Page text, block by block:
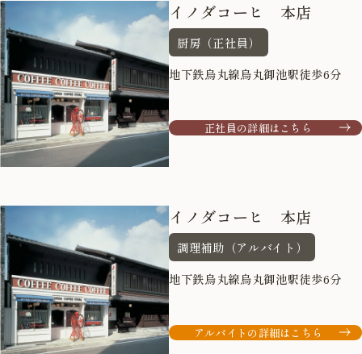
イノダコーヒ 本店
厨房（正社員）
地下鉄烏丸線烏丸御池駅徒歩6分
正社員の詳細はこちら
イノダコーヒ 本店
調理補助（アルバイト）
地下鉄烏丸線烏丸御池駅徒歩6分
アルバイトの詳細はこちら